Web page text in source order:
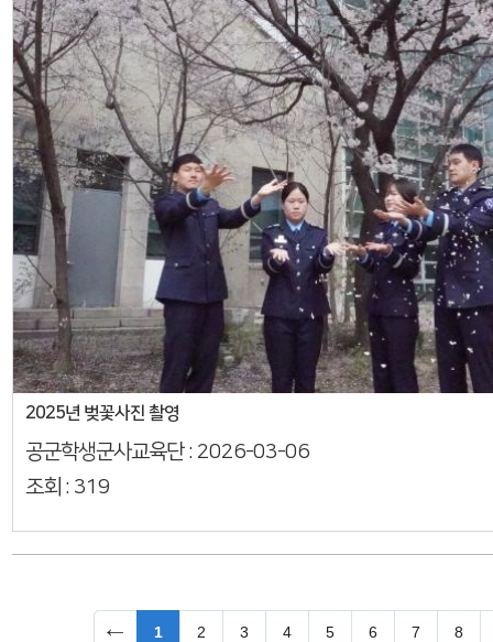
2025년 벚꽃사진 촬영
공군학생군사교육단 : 2026-03-06
조회 : 319
1 2 3 4 5 6 7 8